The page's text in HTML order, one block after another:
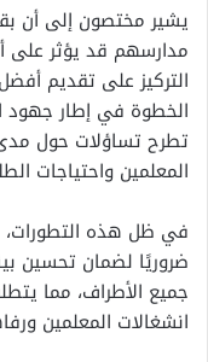
يشير مختصون إلى أن
مدارسهم قد يؤثر على
التركيز على تقديم
الخطوة في إطار جهود
تطرح تساؤلات حول
المعلمين واحتياجات
في ظل هذه التطورات،
ضروريًا لضمان تحسين
جميع الأطراف، مما
انشغالات المعلمين